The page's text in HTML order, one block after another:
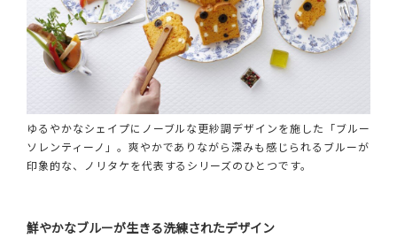
ゆるやかなシェイプにノーブルな更紗調デザインを施した「ブルー
ソレンティーノ」。爽やかでありながら深みも感じられるブルーが
印象的な、ノリタケを代表するシリーズのひとつです。
鮮やかなブルーが生きる洗練されたデザイン